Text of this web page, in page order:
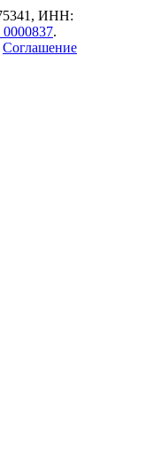
ИНН:
.
Соглашение